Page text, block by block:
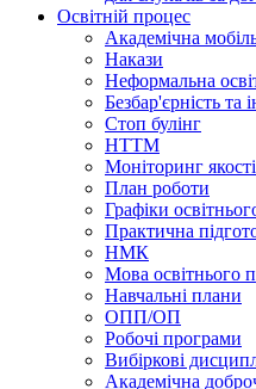
Освітній процес
Академічна
Накази
Неформальна
Безбар'єрність та
Стоп булінг
НТТМ
Моніторинг
План роботи
Графіки
Практична
НМК
Мова освiтнього
Навчальнi плани
ОПП/ОП
Робочі програми
Вибiрковi
Академічна